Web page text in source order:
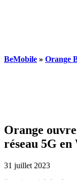
BeMobile » Orange
Orange
réseau 5G
31 juillet 2023